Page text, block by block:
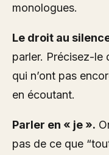
monologues.
Le droit au
parler. Précisez-le
qui n’ont pas
en écoutant.
Parler en « je ».
pas de ce que